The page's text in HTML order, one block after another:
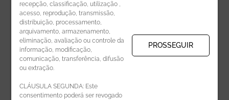
recepção, classificação, utilização ,
acesso, reprodução, transmissão,
distribuição, processamento,
arquivamento, armazenamento,
eliminação, avaliação ou controle da
informação, modificação,
comunicação, transferência, difusão
ou extração.
CLÁUSULA SEGUNDA: Este
consentimento poderá ser revogado
PROSSEGUIR
Receba novidades por e-mail:
CADASTRAR